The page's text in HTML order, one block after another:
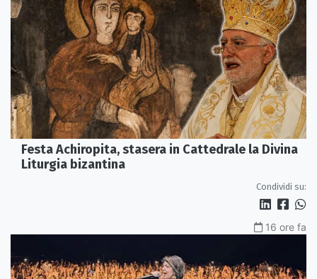
Festa Achiropita, stasera in Cattedrale la Divina
Liturgia bizantina
Condividi su:
16 ore fa